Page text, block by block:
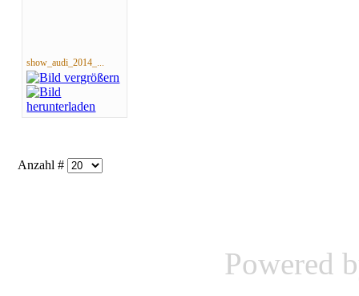
show_audi_2014_...
Anzahl #
Powered